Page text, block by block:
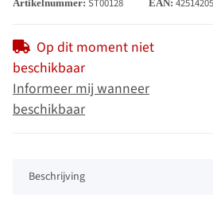
Artikelnummer: ST00128 EAN:
Op dit moment niet
beschikbaar
Informeer mij wanneer
beschikbaar
Beschrijving